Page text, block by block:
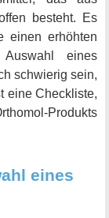
besteht. Es
einen erhöhten
eines
schwierig sein,
eine Checkliste,
Produkts
eines